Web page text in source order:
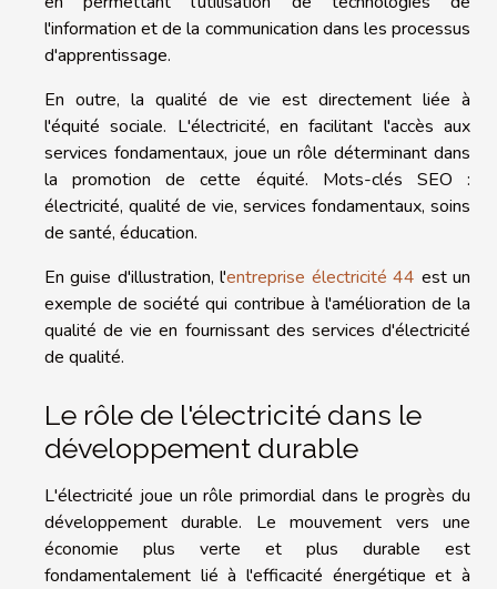
l'information et de la communication dans les processus
d'apprentissage.
En outre, la qualité de vie est directement liée à
l'équité sociale. L'électricité, en facilitant l'accès aux
services fondamentaux, joue un rôle déterminant dans
la promotion de cette équité. Mots-clés SEO :
électricité, qualité de vie, services fondamentaux, soins
de santé, éducation.
En guise d'illustration, l'entreprise électricité 44 est un
exemple de société qui contribue à l'amélioration de la
qualité de vie en fournissant des services d'électricité
de qualité.
Le rôle de l'électricité dans le
développement durable
L'électricité joue un rôle primordial dans le progrès du
développement durable. Le mouvement vers une
économie plus verte et plus durable est
fondamentalement lié à l'efficacité énergétique et à